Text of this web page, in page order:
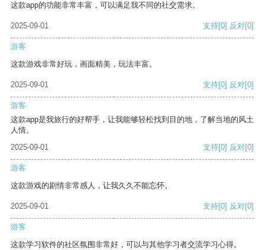
这款app的功能非常丰富，可以满足我不同的社交需求。
2025-09-01 支持[0] 反对[0]
游客
这款游戏非常好玩，画面精美，玩法丰富。
2025-09-01 支持[0] 反对[0]
游客
这款app是我旅行的好帮手，让我能够轻松找到目的地，了解当地的风土
人情。
2025-09-01
支持[0] 反对[0]
游客
这款游戏的剧情非常感人，让我久久不能忘怀。
2025-09-01 支持[0] 反对[0]
游客
这款学习软件的社区氛围非常好，可以与其他学习者交流学习心得。